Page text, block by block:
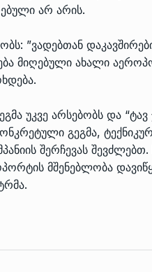
არ არის.
”ვადებთან
მიღებული ახალი
უკვე არსებობს და
გეგმა,
შერჩევას
მშენებლობა